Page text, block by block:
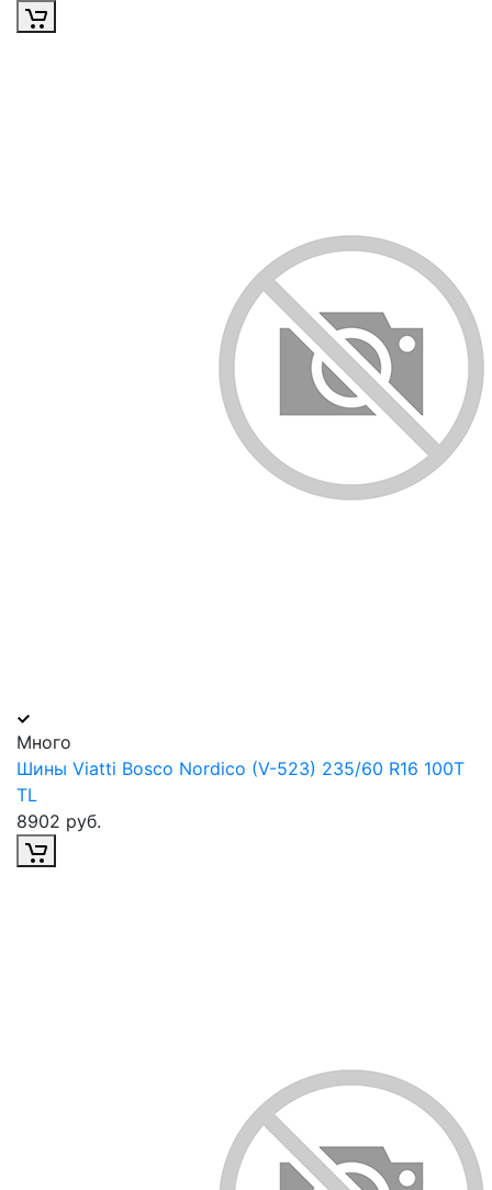
Много
Шины Viatti Bosco Nordico (V-523) 235/60 R16 100T
TL
8902 руб.